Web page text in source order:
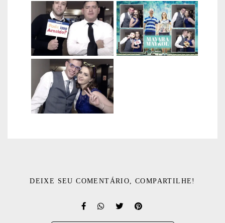
DEIXE SEU COMENTÁRIO, COMPARTILHE!